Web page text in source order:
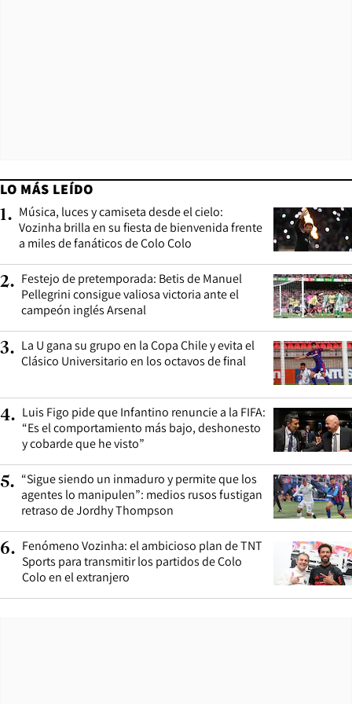
LO MÁS LEÍDO
1. Música, luces y camiseta desde el cielo:
Vozinha brilla en su fiesta de bienvenida frente
a miles de fanáticos de Colo Colo
2. Festejo de pretemporada: Betis de Manuel
Pellegrini consigue valiosa victoria ante el
campeón inglés Arsenal
3. La U gana su grupo en la Copa Chile y evita el
Clásico Universitario en los octavos de final
4. Luis Figo pide que Infantino renuncie a la FIFA:
“Es el comportamiento más bajo, deshonesto
y cobarde que he visto”
5. “Sigue siendo un inmaduro y permite que los
agentes lo manipulen”: medios rusos fustigan
retraso de Jordhy Thompson
6. Fenómeno Vozinha: el ambicioso plan de TNT
Sports para transmitir los partidos de Colo
Colo en el extranjero